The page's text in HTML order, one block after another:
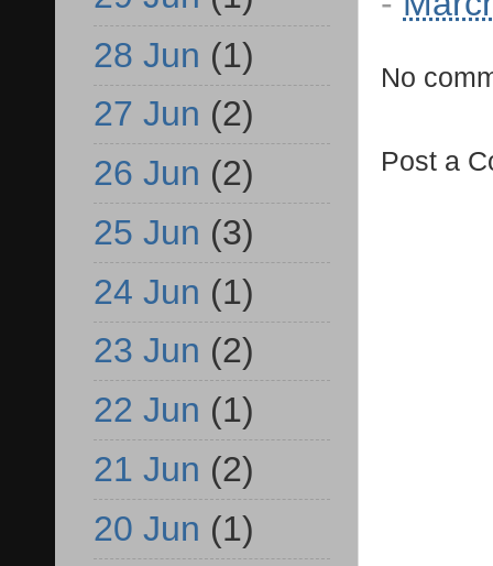
No
Post a
28 Jun (1)
27 Jun (2)
26 Jun (2)
25 Jun (3)
24 Jun (1)
23 Jun (2)
22 Jun (1)
21 Jun (2)
20 Jun (1)